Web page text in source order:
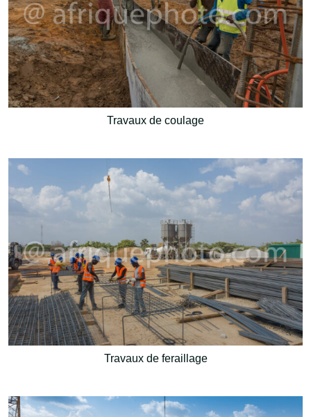
Travaux de coulage
Travaux de feraillage